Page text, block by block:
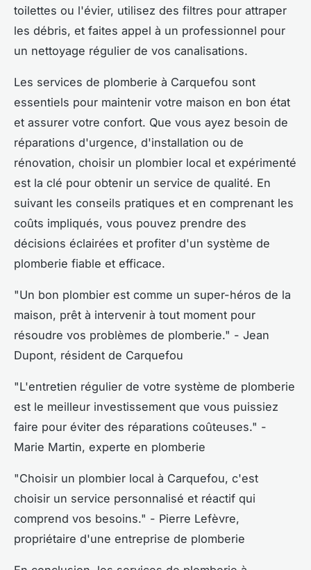
toilettes ou l'évier, utilisez des filtres pour attraper
les débris, et faites appel à un professionnel pour
un nettoyage régulier de vos canalisations.
Les services de plomberie à Carquefou sont
essentiels pour maintenir votre maison en bon état
et assurer votre confort. Que vous ayez besoin de
réparations d'urgence, d'installation ou de
rénovation, choisir un plombier local et expérimenté
est la clé pour obtenir un service de qualité. En
suivant les conseils pratiques et en comprenant les
coûts impliqués, vous pouvez prendre des
décisions éclairées et profiter d'un système de
plomberie fiable et efficace.
"Un bon plombier est comme un super-héros de la
maison, prêt à intervenir à tout moment pour
résoudre vos problèmes de plomberie." - Jean
Dupont, résident de Carquefou
"L'entretien régulier de votre système de plomberie
est le meilleur investissement que vous puissiez
faire pour éviter des réparations coûteuses." -
Marie Martin, experte en plomberie
"Choisir un plombier local à Carquefou, c'est
choisir un service personnalisé et réactif qui
comprend vos besoins." - Pierre Lefèvre,
propriétaire d'une entreprise de plomberie